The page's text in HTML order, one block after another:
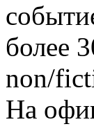
более
non/
На